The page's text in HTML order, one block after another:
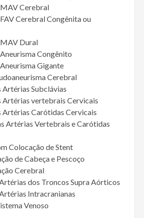
Cerebral
Cerebral Congênita ou
Dural
Congênito
Gigante
Cerebral
Subclávias
Artérias vertebrais Cervicais
Artérias Carótidas Cervicais
Artérias Vertebrais e Carótidas
Colocação de Stent
de Cabeça e Pescoço
Cerebral
dos Troncos Supra Aórticos
Intracranianas
Venoso